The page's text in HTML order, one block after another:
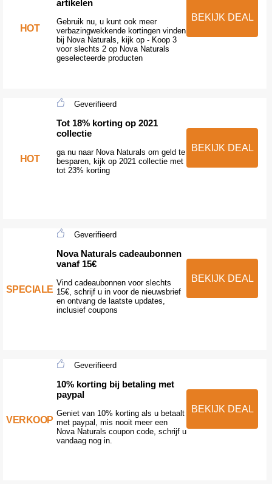
HOT
artikelen
Gebruik nu, u kunt ook meer
verbazingwekkende kortingen vinden
bij Nova Naturals, kijk op - Koop 3
voor slechts 2 op Nova Naturals
geselecteerde producten
BEKIJK DEAL
HOT
Geverifieerd
Tot 18% korting op 2021
collectie
ga nu naar Nova Naturals om geld te
besparen, kijk op 2021 collectie met
tot 23% korting
BEKIJK DEAL
SPECIALE
Geverifieerd
Nova Naturals cadeaubonnen
vanaf 15€
Vind cadeaubonnen voor slechts
15€, schrijf u in voor de nieuwsbrief
en ontvang de laatste updates,
inclusief coupons
BEKIJK DEAL
VERKOOP
Geverifieerd
10% korting bij betaling met
paypal
Geniet van 10% korting als u betaalt
met paypal, mis nooit meer een
Nova Naturals coupon code, schrijf u
vandaag nog in.
BEKIJK DEAL